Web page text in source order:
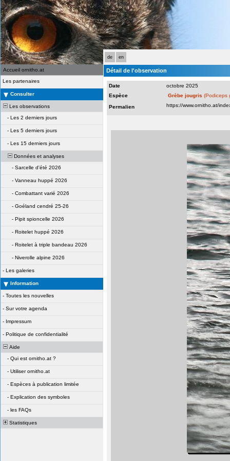
de en
Accueil ornitho.at
Les partenaires
Consulter
Les observations
- Les 2 derniers jours
- Les 5 derniers jours
- Les 15 derniers jours
Données et analyses
- Sarcelle d'été 2026
- Vanneau huppé 2026
- Combattant varié 2026
- Goéland cendré 25-26
- Pipit spioncelle 2026
- Roitelet huppé 2026
- Roitelet à triple bandeau 2026
- Niverolle alpine 2026
- Les galeries
Information
- Toutes les nouvelles
- Sur votre agenda
- Impressum
- Politique de confidentialité
Aide
- Qui est ornitho.at ?
- Utiliser ornitho.at
- Espèces à publication limitée
- Explication des symboles
- les FAQs
Statistiques
Détail de l'observation
Date
octobre 2025
Espèce
Grèbe jougris (Podiceps
Permalien